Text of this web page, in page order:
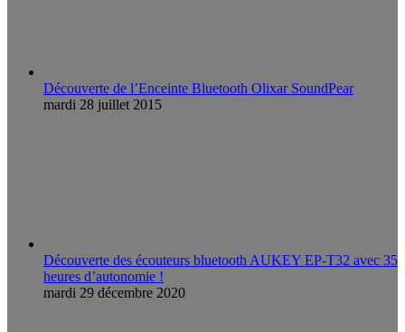
Découverte de l’Enceinte Bluetooth Olixar SoundPear
mardi 28 juillet 2015
Découverte des écouteurs bluetooth AUKEY EP-T32 avec 35
heures d’autonomie !
mardi 29 décembre 2020